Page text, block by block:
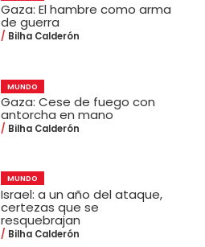
Gaza: El hambre como arma
de guerra
Bilha Calderón
MUNDO
Gaza: Cese de fuego con
antorcha en mano
Bilha Calderón
MUNDO
Israel: a un año del ataque,
certezas que se
resquebrajan
Bilha Calderón